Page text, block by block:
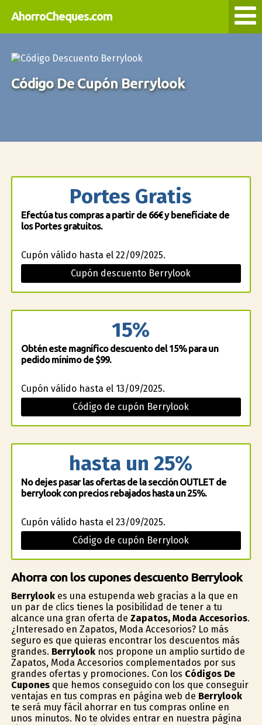
AhorroCheques.com
Código De Cupón Berrylook
Portes Gratis
Efectúa tus compras a partir de 66€ y benefíciate de
los Portes gratuitos.
Cupón válido hasta el 22/09/2025.
Cupón descuento Berrylook
15%
Obtén este magnífico descuento del 15% para un
pedido mínimo de $99.
Cupón válido hasta el 13/09/2025.
Código de cupón Berrylook
hasta un 25%
No dejes pasar las ofertas de la sección OUTLET de
berrylook con precios rebajados hasta un 25%.
Cupón válido hasta el 23/09/2025.
Código de cupón Berrylook
Ahorra con los cupones descuento Berrylook
Berrylookes una estupenda web gracias a la que en
un par de clics tienes la posibilidad de tener a tu
alcance una gran oferta de Zapatos, Moda Accesorios.
¿Interesado en Zapatos, Moda Accesorios? Lo más
seguro es que quieras encontrar los descuentos más
grandes. Berrylooknos propone un amplio surtido de
Zapatos, Moda Accesorios complementados por sus
grandes ofertas y promociones. Con los Códigos De
Cuponesque hemos conseguido con los que conseguir
ventajas en tus compras en página web de Berrylook
te será muy fácil ahorrar en tus compras online en
unos minutos. No te olvides entrar en nuestra página